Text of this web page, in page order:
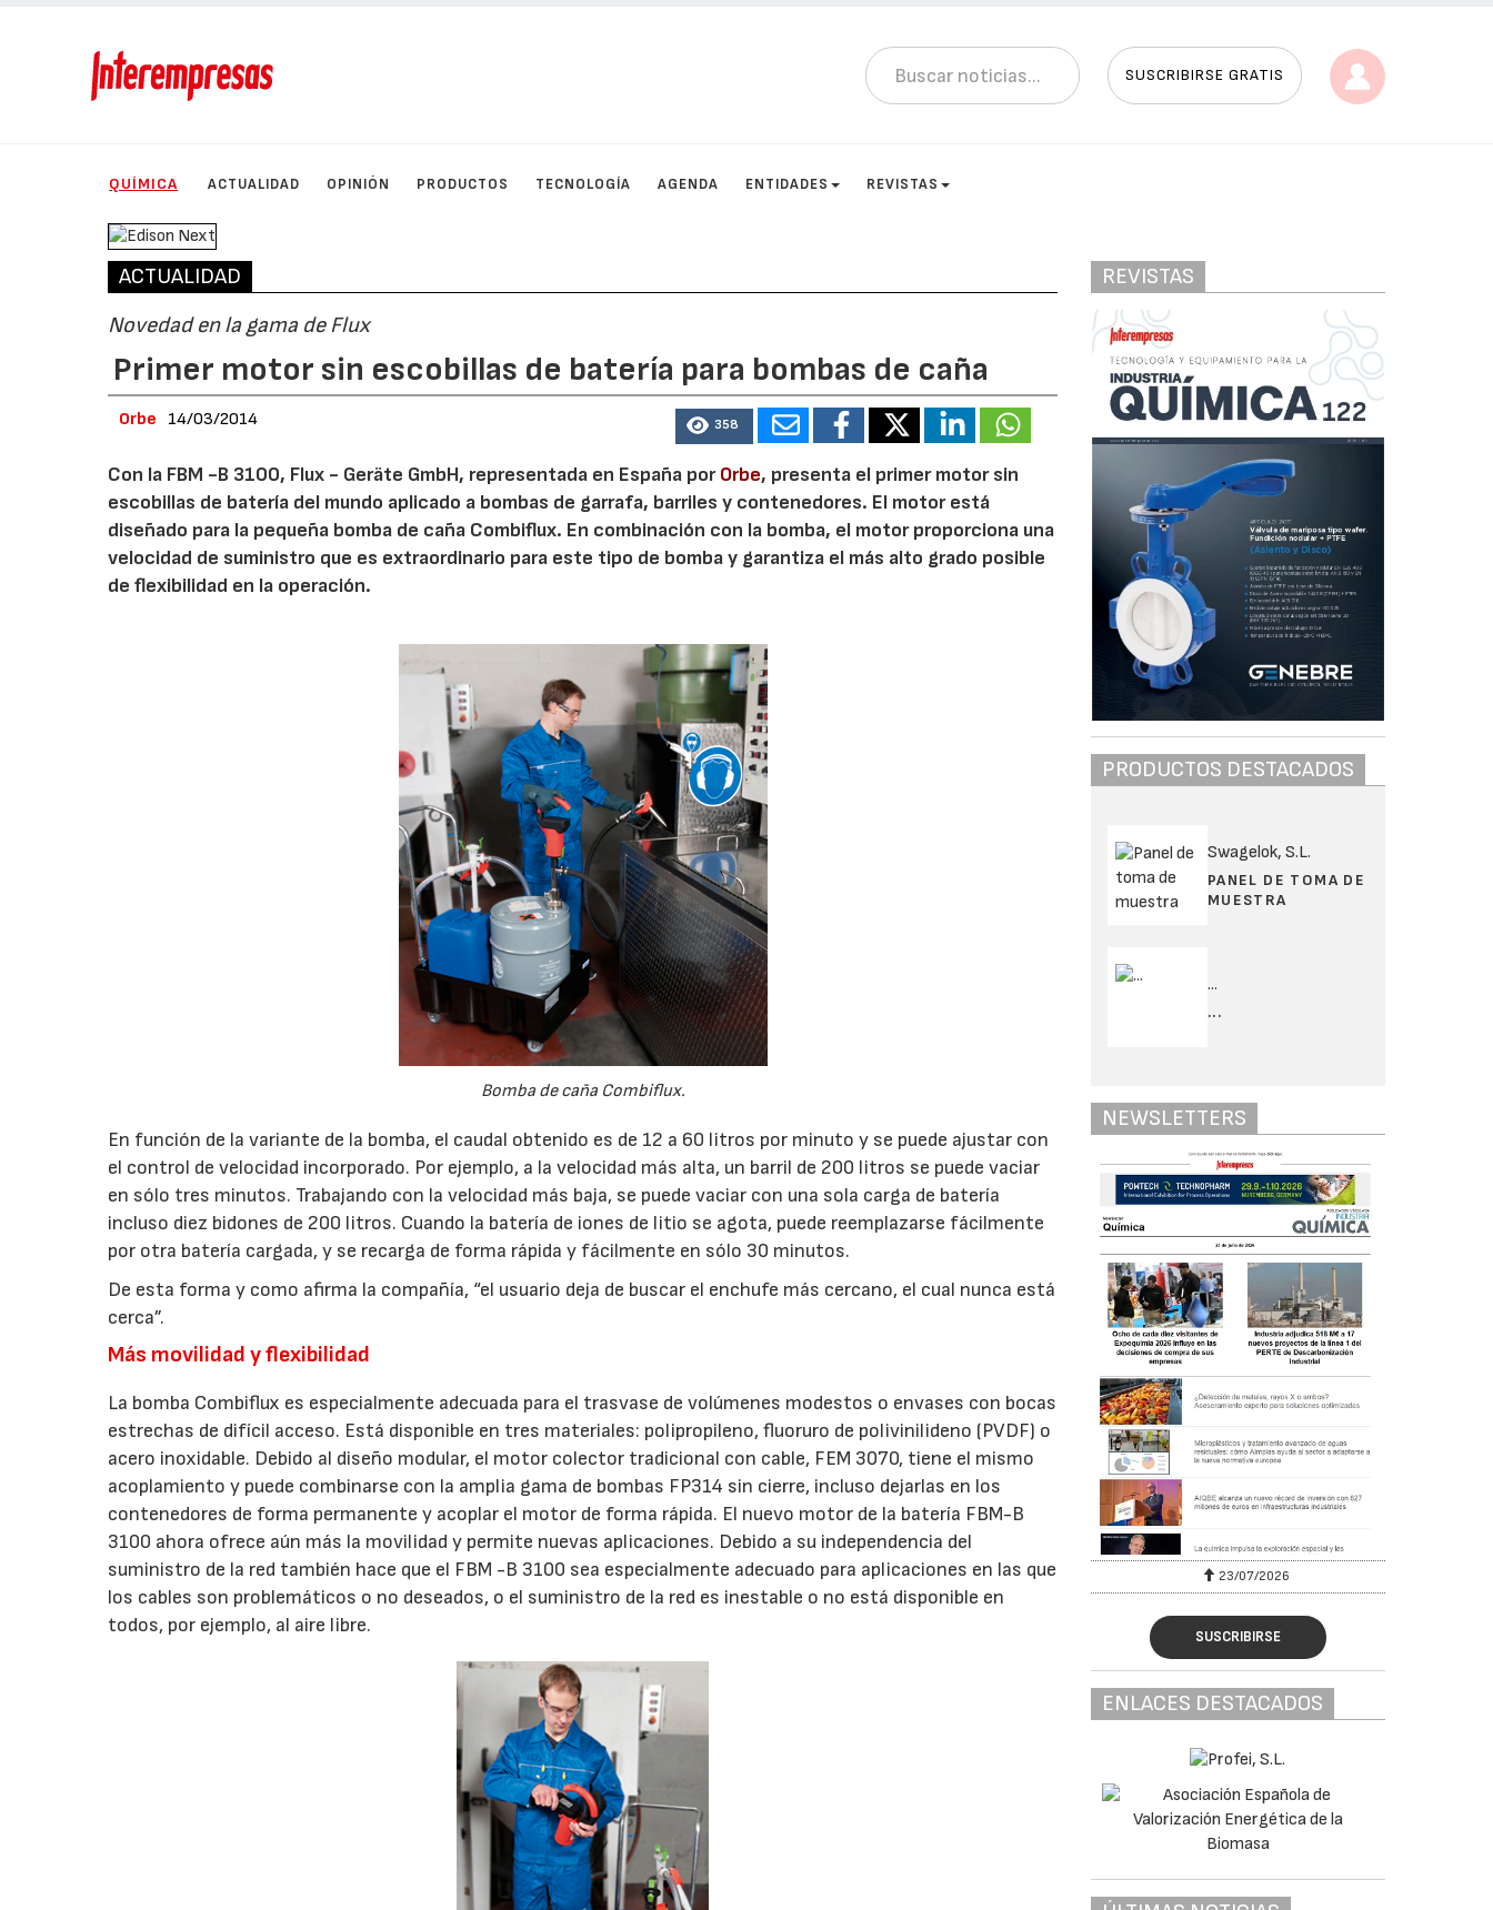
SUSCRIBIRSE GRATIS
QUÍMICA ACTUALIDAD OPINIÓN PRODUCTOS TECNOLOGÍA AGENDA ENTIDADES REVISTAS
ACTUALIDAD
Novedad en la gama de Flux
Primer motor sin escobillas de batería para bombas de caña
Orbe 14/03/2014 358
Con la FBM -B 3100, Flux - Geräte GmbH, representada en España porOrbe, presenta el primer motor sin
escobillas de batería del mundo aplicado a bombas de garrafa, barriles y contenedores. El motor está
diseñado para la pequeña bomba de caña Combiflux. En combinación con la bomba, el motor proporciona una
velocidad de suministro que es extraordinario para este tipo de bomba y garantiza el más alto grado posible
de flexibilidad en la operación.
Bomba de caña Combiflux.
En función de la variante de la bomba, el caudal obtenido es de 12 a 60 litros por minuto y se puede ajustar con
el control de velocidad incorporado. Por ejemplo, a la velocidad más alta, un barril de 200 litros se puede vaciar
en sólo tres minutos. Trabajando con la velocidad más baja, se puede vaciar con una sola carga de batería
incluso diez bidones de 200 litros. Cuando la batería de iones de litio se agota, puede reemplazarse fácilmente
por otra batería cargada, y se recarga de forma rápida y fácilmente en sólo 30 minutos.
De esta forma y como afirma la compañía, “el usuario deja de buscar el enchufe más cercano, el cual nunca está
cerca”.
Más movilidad y flexibilidad
La bomba Combiflux es especialmente adecuada para el trasvase de volúmenes modestos o envases con bocas
estrechas de difícil acceso. Está disponible en tres materiales: polipropileno, fluoruro de polivinilideno (PVDF) o
acero inoxidable. Debido al diseño modular, el motor colector tradicional con cable, FEM 3070, tiene el mismo
acoplamiento y puede combinarse con la amplia gama de bombas FP314 sin cierre, incluso dejarlas en los
contenedores de forma permanente y acoplar el motor de forma rápida. El nuevo motor de la batería FBM-B
3100 ahora ofrece aún más la movilidad y permite nuevas aplicaciones. Debido a su independencia del
suministro de la red también hace que el FBM -B 3100 sea especialmente adecuado para aplicaciones en las que
los cables son problemáticos o no deseados, o el suministro de la red es inestable o no está disponible en
todos, por ejemplo, al aire libre.
REVISTAS
PRODUCTOS DESTACADOS
Swagelok, S.L.
PANEL DE TOMA DE
MUESTRA
...
...
NEWSLETTERS
23/07/2026 30/07/2026 23/07/2026
SUSCRIBIRSE
ENLACES DESTACADOS